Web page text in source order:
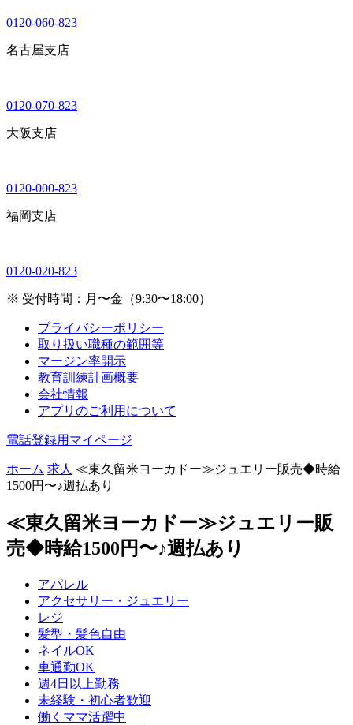
0120-060-823
名古屋支店
0120-070-823
大阪支店
0120-000-823
福岡支店
0120-020-823
※ 受付時間：月〜金（9:30〜18:00）
プライバシーポリシー
取り扱い職種の範囲等
マージン率開示
教育訓練計画概要
会社情報
アプリのご利用について
電話登録用マイページ
ホーム 求人 ≪東久留米ヨーカドー≫ジュエリー販売◆時給
1500円〜♪週払あり
≪東久留米ヨーカドー≫ジュエリー販
売◆時給1500円〜♪週払あり
アパレル
アクセサリー・ジュエリー
レジ
髪型・髪色自由
ネイルOK
車通勤OK
週4日以上勤務
未経験・初心者歓迎
働くママ活躍中